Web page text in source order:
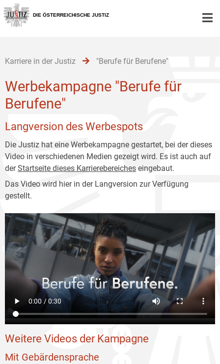
Zur
Hauptnavigation
[1]
Zum
Inhalt
[2]
Zum
Untermenü
[3]
DIE ÖSTERREICHISCHE JUSTIZ
Karriere in der Justiz "Berufe für Berufene"
Werbekampagne "Berufe für
Berufene"
Langversion des Werbespots
Die Justiz hat eine Werbekampagne gestartet, bei der dieses
Video in verschiedenen Medien gezeigt wird. Es ist auch auf
derStartseite dieses Karrierebereiches eingebaut.
Das Video wird hier in der Langversion zur Verfügung
gestellt.
Weitere Videos der Kampagne
Mit Gebärdensprache